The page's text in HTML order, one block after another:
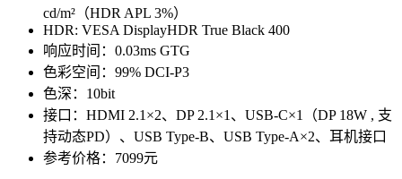
cd/m²（HDR APL 3%）
HDR: VESA DisplayHDR True Black 400
响应时间：0.03ms GTG
色彩空间：99% DCI-P3
色深：10bit
接口：HDMI 2.1×2、DP 2.1×1、USB-C×1（DP 18W , 支
持动态PD）、USB Type-B、USB Type-A×2、耳机接口
参考价格：7099元